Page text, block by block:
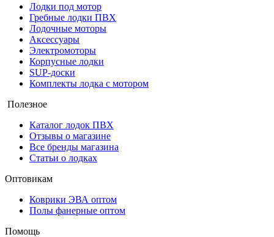
Лодки под мотор
Гребные лодки ПВХ
Лодочные моторы
Аксессуары
Электромоторы
Корпусные лодки
SUP-доски
Комплекты лодка с мотором
Полезное
Каталог лодок ПВХ
Отзывы о магазине
Все бренды магазина
Статьи о лодках
Оптовикам
Коврики ЭВА оптом
Полы фанерные оптом
Помощь